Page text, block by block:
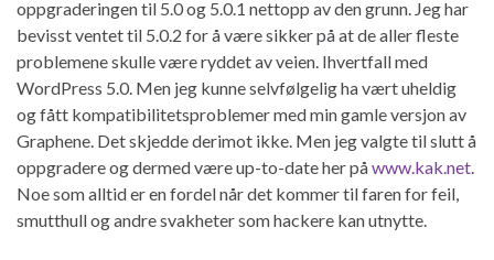
oppgraderingen til 5.0 og 5.0.1 nettopp av den grunn. Jeg har
bevisst ventet til 5.0.2 for å være sikker på at de aller fleste
problemene skulle være ryddet av veien. Ihvertfall med
WordPress 5.0. Men jeg kunne selvfølgelig ha vært uheldig
og fått kompatibilitetsproblemer med min gamle versjon av
Graphene. Det skjedde derimot ikke. Men jeg valgte til slutt å
oppgradere og dermed være up-to-date her påwww.kak.net
Noe som alltid er en fordel når det kommer til faren for feil,
smutthull og andre svakheter som hackere kan utnytte.